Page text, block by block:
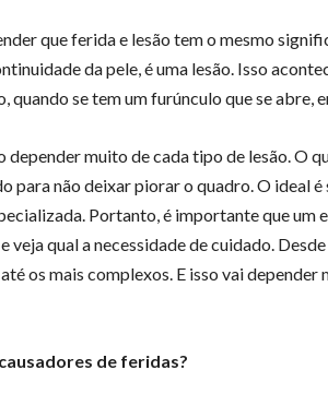
que ferida e lesão tem o mesmo
da pele, é uma lesão. Isso
quando se tem um furúnculo que se abre,
depender muito de cada tipo de lesão. O
para não deixar piorar o quadro. O ideal
Portanto, é importante que um
veja qual a necessidade de cuidado.
os mais complexos. E isso vai depender
de feridas?